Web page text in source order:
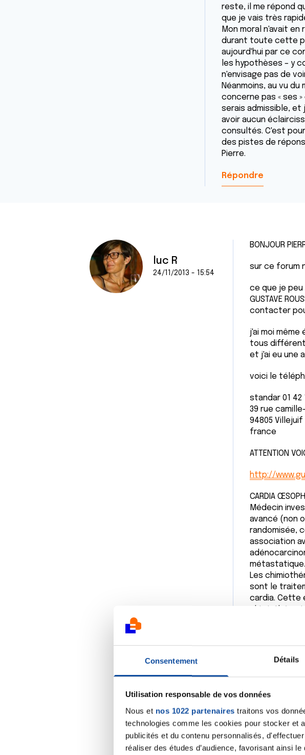
Consentement Détails
Utilisation responsable de vos données
Nous et nos 1022 partenaires traitons vos
technologies comme les cookies pour stocker et
publicités et du contenu personnalisés,
réaliser des études d’audience, favorisant ainsi
reste, il me répond
que je vais très
Mon moral n'avait
durant toute cette
aujourd'hui par ce
les hypothèses – y
n'envisage pas de
Néanmoins, au vu
concerne pas « ses
serais admissible, et
avoir aucun
consultés. C'est
des pistes de
Pierre.
Répondre
luc R
24/11/2013 - 15:54
BONJOUR
sur ce forum
ce que je
GUSTAVE
contacter
j'ai moi
tous
et j'ai eu une
voici le
standar 01 42
39 rue
94805 Villejuif
france
ATTENTION
http://
CARDIA
Médecin
avancé (non
randomisée,
association
métastatique.
Les
sont le
cardia. Cette
Citer